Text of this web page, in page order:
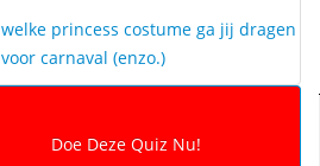
welke princess costume ga jij dragen
voor carnaval (enzo.)